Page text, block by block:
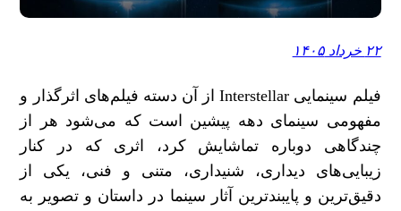
۲۲ خرداد ۱۴۰۵
فیلم سینمایی Interstellar از آن دسته فیلم‌های اثرگذار و
مفهومی سینمای دهه پیشین است که می‌شود هر از
چندگاهی دوباره تماشایش کرد، اثری که در کنار
زیبایی‌های دیداری، شنیداری، متنی و فنی، یکی از
دقیق‌ترین و پایبندترین آثار سینما در داستان و تصویر به